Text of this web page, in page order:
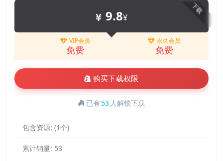
下载
9.8¥
VIP会员
免费
永久会员
免费
购买下载权限
已有53 人解锁下载
包含资源: (1个)
累计销量: 53